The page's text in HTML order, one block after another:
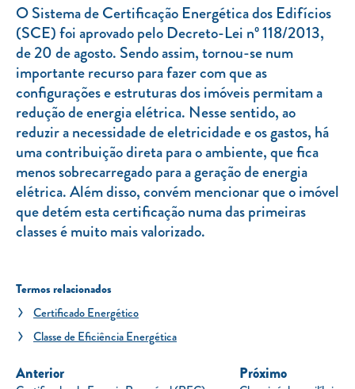
O Sistema de Certificação Energética dos Edifícios
(SCE) foi aprovado pelo Decreto-Lei nº 118/2013,
de 20 de agosto. Sendo assim, tornou-se num
importante recurso para fazer com que as
configurações e estruturas dos imóveis permitam a
redução de energia elétrica. Nesse sentido, ao
reduzir a necessidade de eletricidade e os gastos, há
uma contribuição direta para o ambiente, que fica
menos sobrecarregado para a geração de energia
elétrica. Além disso, convém mencionar que o imóvel
que detém esta certificação numa das primeiras
classes é muito mais valorizado.
Termos relacionados
Certificado Energético
Classe de Eficiência Energética
Anterior Próximo